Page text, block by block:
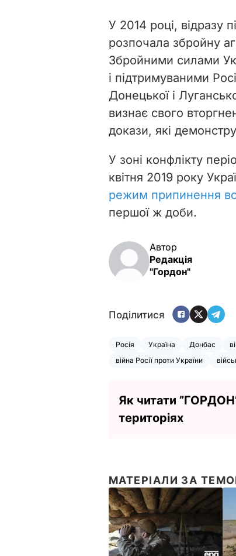
У 2014 році, відразу
розпочала збройну
Збройними силами
і підтримуваними
Донецької і
визнає свого
докази, які
У зоні конфлікту
квітня 2019 року
режим припинення
першої ж доби.
Автор
Редакція
"Гордон"
Поділитися
Росія Україна Донбас
війна Росії проти України
Як читати
територіях
МАТЕРІАЛИ ЗА